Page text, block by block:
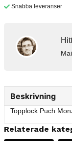
Snabba leveranser
Beskrivning
Topplock Puch
Relaterade